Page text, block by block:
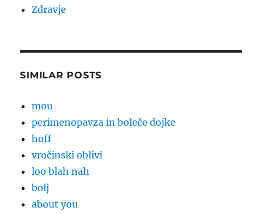
Zdravje
SIMILAR POSTS
mou
perimenopavza in boleče dojke
hoff
vročinski oblivi
loo blah nah
bolj
about you